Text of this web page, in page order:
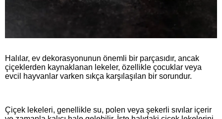
Halılar, ev dekorasyonunun önemli bir parçasıdır, ancak
çiçeklerden kaynaklanan lekeler, özellikle çocuklar veya
evcil hayvanlar varken sıkça karşılaşılan bir sorundur.
Çiçek lekeleri, genellikle su, polen veya şekerli sıvılar içerir